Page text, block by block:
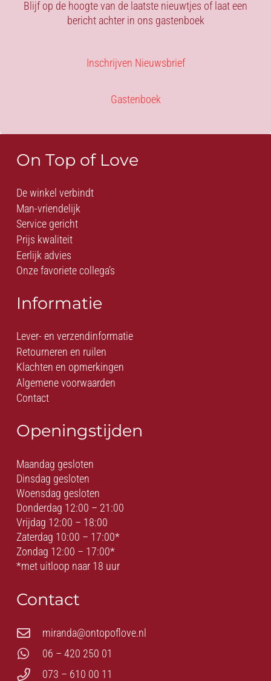
Blijf op de hoogte van de laatste nieuwtjes of laat een
bericht achter in ons gastenboek
Inschrijven Nieuwsbrief
Gastenboek
On Top of Love
De winkel verbindt
Man-vriendelijk
Service gericht
Prijs kwaliteit
Eerlijk advies
Onze favoriete collega’s
Informatie
Lever- en verzendinformatie
Retourneren en ruilen
Klachten en opmerkingen
Algemene voorwaarden
Contact
Openingstijden
Maandag gesloten
Dinsdag gesloten
Woensdag gesloten
Donderdag 12:00 – 21:00
Vrijdag 12:00 – 18:00
Zaterdag 10:00 – 17:00*
Zondag 12:00 – 17:00*
*met uitloop naar 18 uur
Contact
miranda@ontopoflove.nl
06 – 420 250 01
073 – 610 00 11